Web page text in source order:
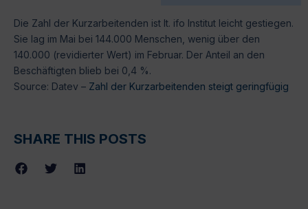
Die Zahl der Kurzarbeitenden ist lt. ifo Institut leicht gestiegen.
Sie lag im Mai bei 144.000 Menschen, wenig über den
140.000 (revidierter Wert) im Februar. Der Anteil an den
Beschäftigten blieb bei 0,4 %.
Source: Datev – Zahl der Kurzarbeitenden steigt geringfügig
SHARE THIS POSTS